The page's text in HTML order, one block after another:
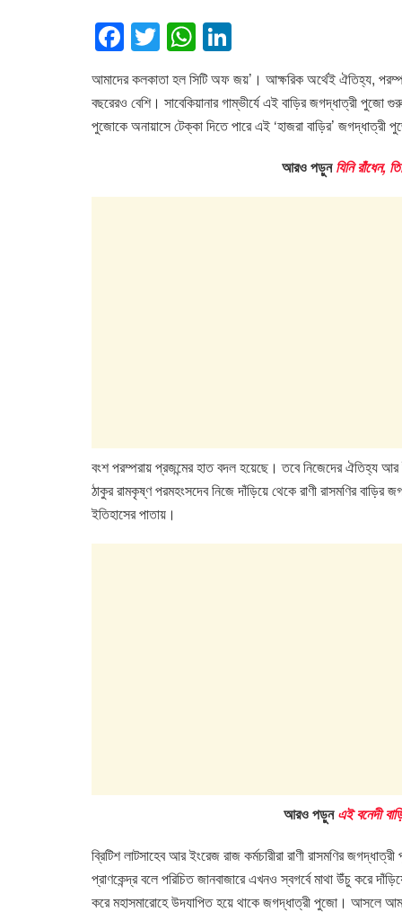
F
a
c
e
o
T
wi
tt
er
W
h
at
s
p
n
k
e
আমাদের কলকাতা হল সিটি অফ জয়’। আক্ষরিক অর্থেই ঐতিহ্য,
বছরেরও বেশি। সাবেকিয়ানার গাম্ভীর্যে এই বাড়ির জগদ্ধাত্রী পুজো
পুজোকে অনায়াসে টেক্কা দিতে পারে এই ‘হাজরা বাড়ির’ জগদ্ধাত্রী
আরও পড়ুন যিনি রাঁধেন,
বংশ পরম্পরায় প্রজন্মের হাত বদল হয়েছে। তবে নিজেদের ঐতিহ্য আর
ঠাকুর রামকৃষ্ণ পরমহংসদেব নিজে দাঁড়িয়ে থেকে রাণী রাসমণির
ইতিহাসের পাতায়।
আরও পড়ুন এই বনেদী
ব্রিটিশ লাটসাহেব আর ইংরেজ রাজ কর্মচারীরা রাণী রাসমণির
প্রাণকেন্দ্র বলে পরিচিত জানবাজারে এখনও স্বগর্বে মাথা উঁচু করে
করে মহাসমারোহে উদযাপিত হয়ে থাকে জগদ্ধাত্রী পুজো। আসলে